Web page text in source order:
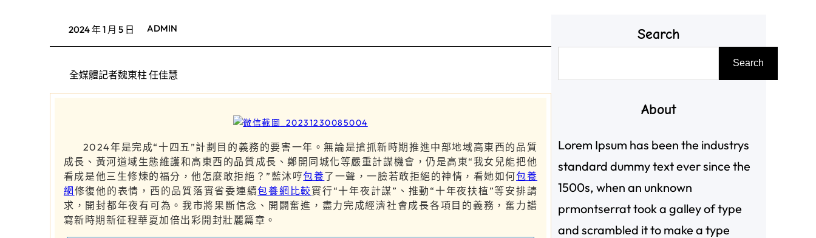
2024 年 1 月 5 日 ADMIN
全媒體記者魏東柱 任佳慧
2024年是完成“十四五”計劃目的義務的要害一年。無論是搶抓新時期推進中部地域高東西的品質
成長、黃河道域生態維護和高東西的品質成長、鄭開同城化等嚴重計謀機會，仍是高東“我女兒能把他
看成是他三生修煉的福分，他怎麼敢拒絕？”藍沐哼包養了一聲，一臉若敢拒絕的神情，看她如何包養
網 修復他的表情，西的品質落實省委連續包養網比較實行“十年夜計謀”、推動“十年夜扶植”等安排請
求，開封都年夜有可為。我市將果斷信念、開闢奮進，盡力完成經濟社會成長各項目的義務，奮力譜
寫新時期新征程華夏加倍出彩開封壯麗篇章。
Search
尋
Search
About
Lorem Ipsum has been the industrys
standard dummy text ever since the
1500s, when an unknown
prmontserrat took a galley of type
and scrambled it to make a type